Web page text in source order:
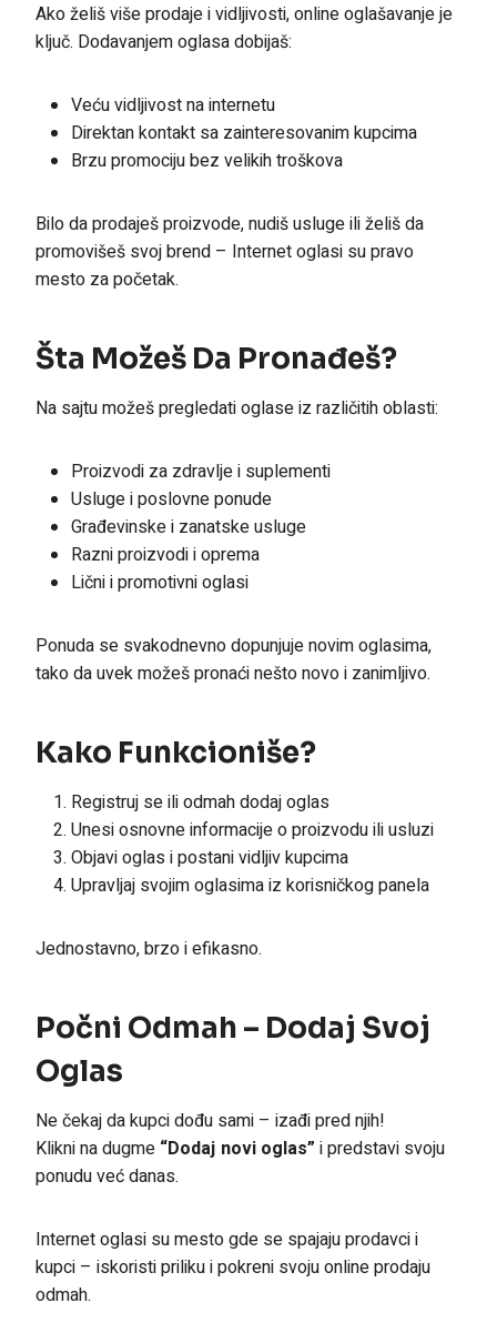
Ako želiš više prodaje i vidljivosti, online oglašavanje je
ključ. Dodavanjem oglasa dobijaš:
Veću vidljivost na internetu
Direktan kontakt sa zainteresovanim kupcima
Brzu promociju bez velikih troškova
Bilo da prodaješ proizvode, nudiš usluge ili želiš da
promovišeš svoj brend – Internet oglasi su pravo
mesto za početak.
Šta Možeš Da Pronađeš?
Na sajtu možeš pregledati oglase iz različitih oblasti:
Proizvodi za zdravlje i suplementi
Usluge i poslovne ponude
Građevinske i zanatske usluge
Razni proizvodi i oprema
Lični i promotivni oglasi
Ponuda se svakodnevno dopunjuje novim oglasima,
tako da uvek možeš pronaći nešto novo i zanimljivo.
Kako Funkcioniše?
Registruj se ili odmah dodaj oglas
Unesi osnovne informacije o proizvodu ili usluzi
Objavi oglas i postani vidljiv kupcima
Upravljaj svojim oglasima iz korisničkog panela
Jednostavno, brzo i efikasno.
Počni Odmah – Dodaj Svoj
Oglas
Ne čekaj da kupci dođu sami – izađi pred njih!
Klikni na dugme “Dodaj novi oglas” i predstavi svoju
ponudu već danas.
Internet oglasi su mesto gde se spajaju prodavci i
kupci – iskoristi priliku i pokreni svoju online prodaju
odmah.